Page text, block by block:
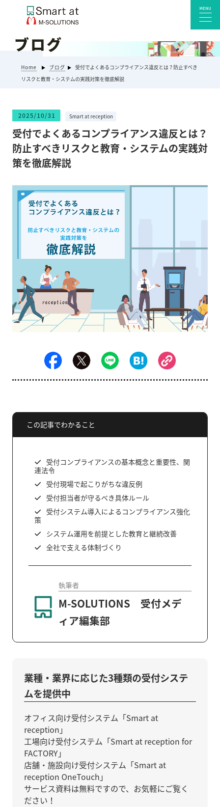
Smart at reception 会社受付
kintoneプラグイン・連携サービス
Smart at 自治体DX
システム開発
エンタープライズ向けkintone開発
Smart at event
Smart at GATE for LINE WORKS
みやすい解析
MENU
ブログ
Home ブログ
受付でよくあるコンプライアンス違反とは？防止すべき
リスクと教育・システムの実践対策を徹底解説
2025/10/31 Smart at reception
受付でよくあるコンプライアンス違反とは？
防止すべきリスクと教育・システムの実践対
策を徹底解説
この記事でわかること
受付コンプライアンスの基本概念と重要性、関
連法令
受付現場で起こりがちな違反例
受付担当者が守るべき具体ルール
受付システム導入によるコンプライアンス強化
策
システム運用を前提とした教育と継続改善
全社で支える体制づくり
執筆者
M-SOLUTIONS 受付メデ
ィア編集部
業種・業界に応じた3種類の受付システ
ムを提供中
オフィス向け受付システム「Smart at
reception」
工場向け受付システム「Smart at reception for
FACTORY」
店舗・施設向け受付システム「Smart at
reception OneTouch」
サービス資料は無料ですので、お気軽にご覧く
ださい！